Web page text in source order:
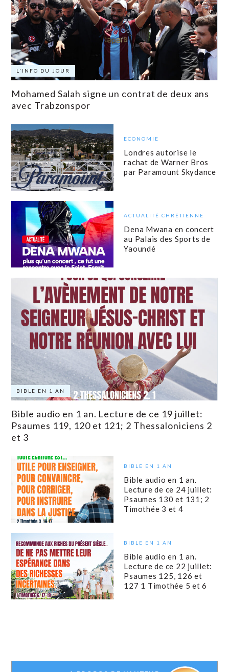
L'INFO DU JOUR
Mohamed Salah signe un contrat de deux ans
avec Trabzonspor
ECONOMIE
Londres autorise le
rachat de Warner Bros
par Paramount Skydance
ACTUALITÉ CHRÉTIENNE
Dena Mwana en concert
au Palais des Sports de
Yaoundé
BIBLE EN 1 AN
Bible audio en 1 an. Lecture de ce 19 juillet:
Psaumes 119, 120 et 121; 2 Thessaloniciens 2
et 3
BIBLE EN 1 AN
Bible audio en 1 an.
Lecture de ce 24 juillet:
Psaumes 130 et 131; 2
Timothée 3 et 4
BIBLE EN 1 AN
Bible audio en 1 an.
Lecture de ce 22 juillet:
Psaumes 125, 126 et
127 1 Timothée 5 et 6